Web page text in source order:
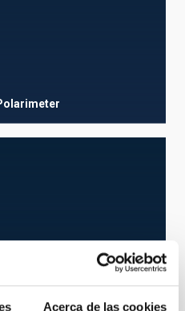
Acerca de las cookies